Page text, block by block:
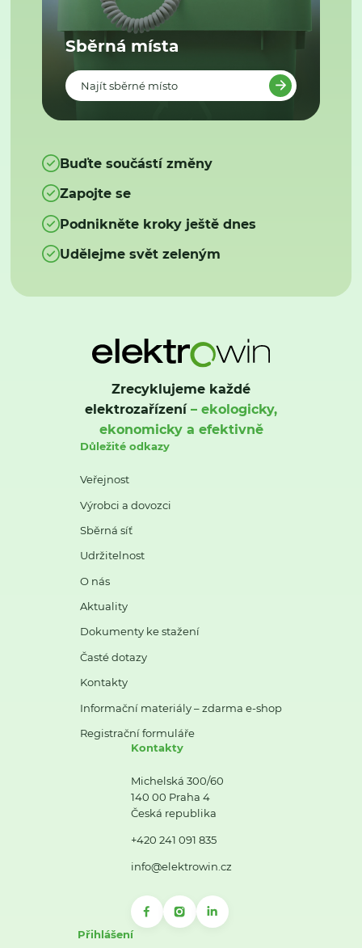
Sběrná místa
Najít sběrné místo
Buďte součástí změny
Zapojte se
Podnikněte kroky ještě dnes
Udělejme svět zeleným
Zrecyklujeme každé
elektrozařízení– ekologicky,
ekonomicky a efektivně
Důležité odkazy
Veřejnost
Výrobci a dovozci
Sběrná síť
Udržitelnost
O nás
Aktuality
Dokumenty ke stažení
Časté dotazy
Kontakty
Informační materiály – zdarma e-shop
Registrační formuláře
Kontakty
Michelská 300/60
140 00 Praha 4
Česká republika
+420 241 091 835
info@elektrowin.cz
Přihlášení